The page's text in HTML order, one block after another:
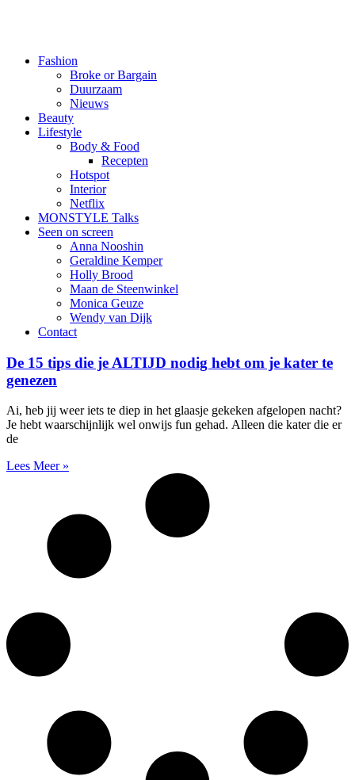
Fashion
Broke or Bargain
Duurzaam
Nieuws
Beauty
Lifestyle
Body & Food
Recepten
Hotspot
Interior
Netflix
MONSTYLE Talks
Seen on screen
Anna Nooshin
Geraldine Kemper
Holly Brood
Maan de Steenwinkel
Monica Geuze
Wendy van Dijk
Contact
De 15 tips die je ALTIJD nodig hebt om je kater te
genezen
Ai, heb jij weer iets te diep in het glaasje gekeken afgelopen nacht?
Je hebt waarschijnlijk wel onwijs fun gehad. Alleen die kater die er
de
Lees Meer »